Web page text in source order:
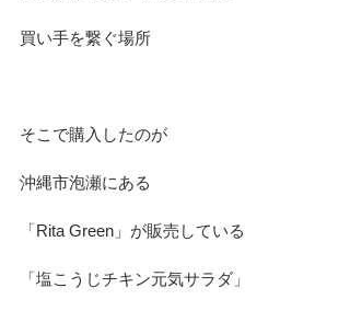
買い手を繋ぐ場所
そこで購入したのが
沖縄市泡瀬にある
「Rita Green」が販売している
「塩こうじチキン元気サラダ」